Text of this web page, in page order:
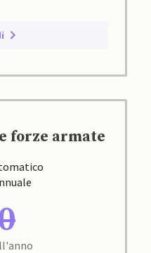
forze armate